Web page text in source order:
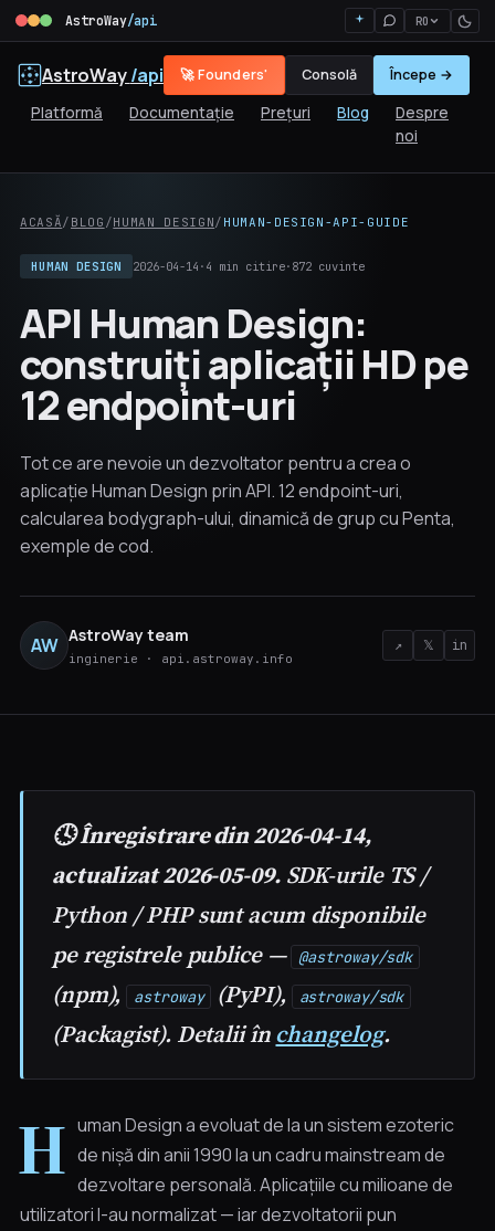
AstroWay/api RO
AstroWay/api
Platformă Documentație Prețuri Blog
Despre
noi
🚀 Founders' Consolă Începe →
ACASĂ/ BLOG /HUMAN DESIGN/ HUMAN-DESIGN-API-GUIDE
HUMAN DESIGN 2026-04-14 · 4 min citire· 872 cuvinte
API Human Design:
construiți aplicații HD pe
12 endpoint-uri
Tot ce are nevoie un dezvoltator pentru a crea o
aplicație Human Design prin API. 12 endpoint-uri,
calcularea bodygraph-ului, dinamică de grup cu Penta,
exemple de cod.
AW AstroWay team
inginerie · api.astroway.info
↗ 𝕏 in
🕓 Înregistrare din 2026-04-14,
actualizat 2026-05-09.SDK-urile TS /
Python / PHP sunt acum disponibile
pe registrele publice — @astroway/sdk
(npm), astroway (PyPI), astroway/sdk
(Packagist). Detalii închangelog.
H uman Design a evoluat de la un sistem ezoteric
de nișă din anii 1990 la un cadru mainstream de
dezvoltare personală. Aplicațiile cu milioane de
utilizatori l-au normalizat — iar dezvoltatorii pun